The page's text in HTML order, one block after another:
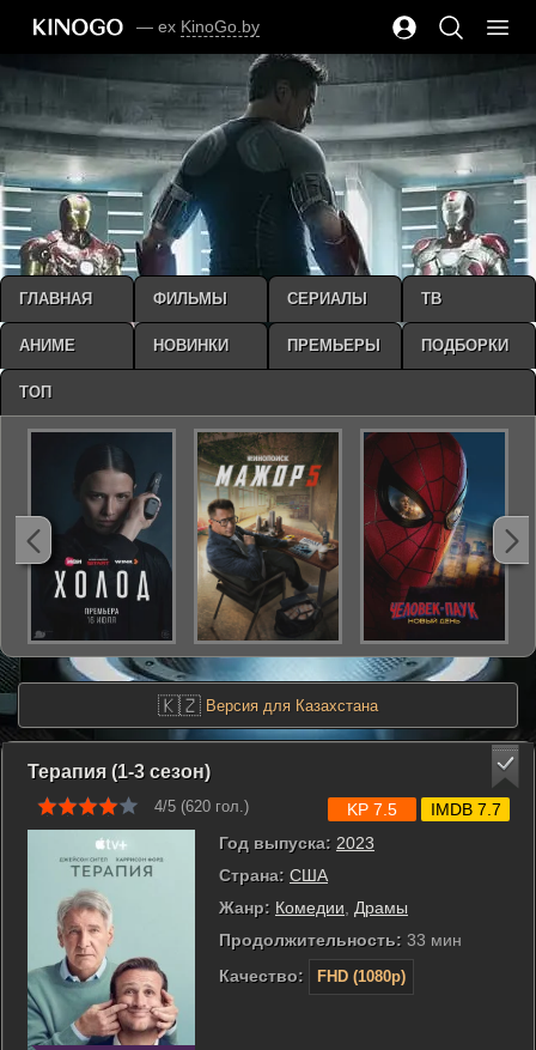
— ex KinoGo.by
🇰🇿 Версия для Казахстана
Терапия (1-3 сезон)
4/5 (620 гол.)
Год выпуска: 2023
Страна: США
Жанр: Комедии
Драмы
Продолжительность: 33 мин
Качество:
FHD (1080p)
KP 7.5 IMDB 7.7
ГЛАВНАЯ ФИЛЬМЫ СЕРИАЛЫ ТВ
АНИМЕ НОВИНКИ ПРЕМЬЕРЫ ПОДБОРКИ
ТОП